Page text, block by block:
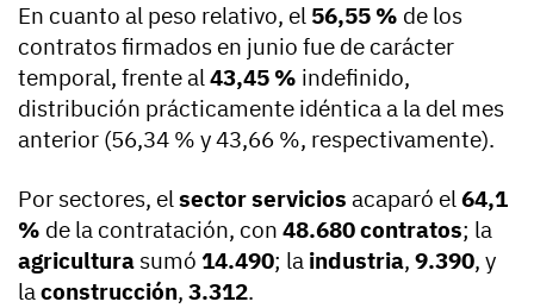
En cuanto al peso relativo, el 56,55 % de los
contratos firmados en junio fue de carácter
temporal, frente al43,45 % indefinido,
distribución prácticamente idéntica a la del mes
anterior (56,34 % y 43,66 %, respectivamente).
Por sectores, elsector servicios acaparó el64,1
% de la contratación, con 48.680 contratos; la
agricultura sumó 14.490; la industria, 9.390, y
laconstrucción, 3.312.